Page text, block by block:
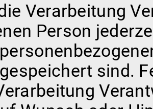
Verarbeitung
Person
sind.